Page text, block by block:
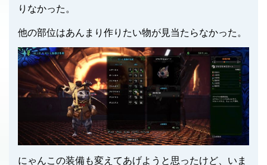
りなかった。
他の部位はあんまり作りたい物が見当たらなかった。
にゃんこの装備も変えてあげようと思ったけど、いま